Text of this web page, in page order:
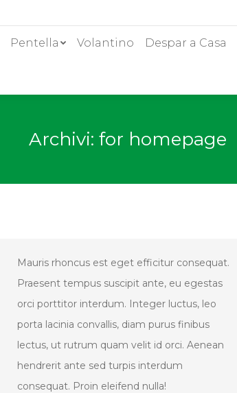
Pentella Volantino Despar a Casa
Archivi: for homepage
Mauris rhoncus est eget efficitur consequat.
Praesent tempus suscipit ante, eu egestas
orci porttitor interdum. Integer luctus, leo
porta lacinia convallis, diam purus finibus
lectus, ut rutrum quam velit id orci. Aenean
hendrerit ante sed turpis interdum
consequat. Proin eleifend nulla!